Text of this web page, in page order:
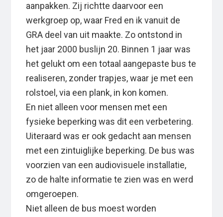
aanpakken. Zij richtte daarvoor een
werkgroep op, waar Fred en ik vanuit de
GRA deel van uit maakte. Zo ontstond in
het jaar 2000 buslijn 20. Binnen 1 jaar was
het gelukt om een totaal aangepaste bus te
realiseren, zonder trapjes, waar je met een
rolstoel, via een plank, in kon komen.
En niet alleen voor mensen met een
fysieke beperking was dit een verbetering.
Uiteraard was er ook gedacht aan mensen
met een zintuiglijke beperking. De bus was
voorzien van een audiovisuele installatie,
zo de halte informatie te zien was en werd
omgeroepen.
Niet alleen de bus moest worden